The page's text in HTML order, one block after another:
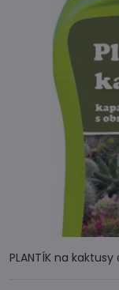
PLANTÍK na